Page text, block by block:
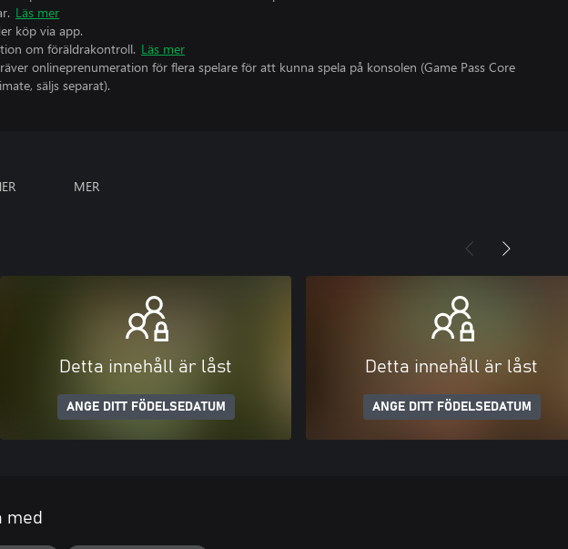
Läs mer
köp via app.
om föräldrakontroll. Läs mer
onlineprenumeration för flera spelare för att kunna spela på konsolen (Game Pass Core
säljs separat).
MER
Detta innehåll är låst
ANGE DITT FÖDELSEDATUM
Detta innehåll är låst
ANGE DITT FÖDELSEDATUM
med